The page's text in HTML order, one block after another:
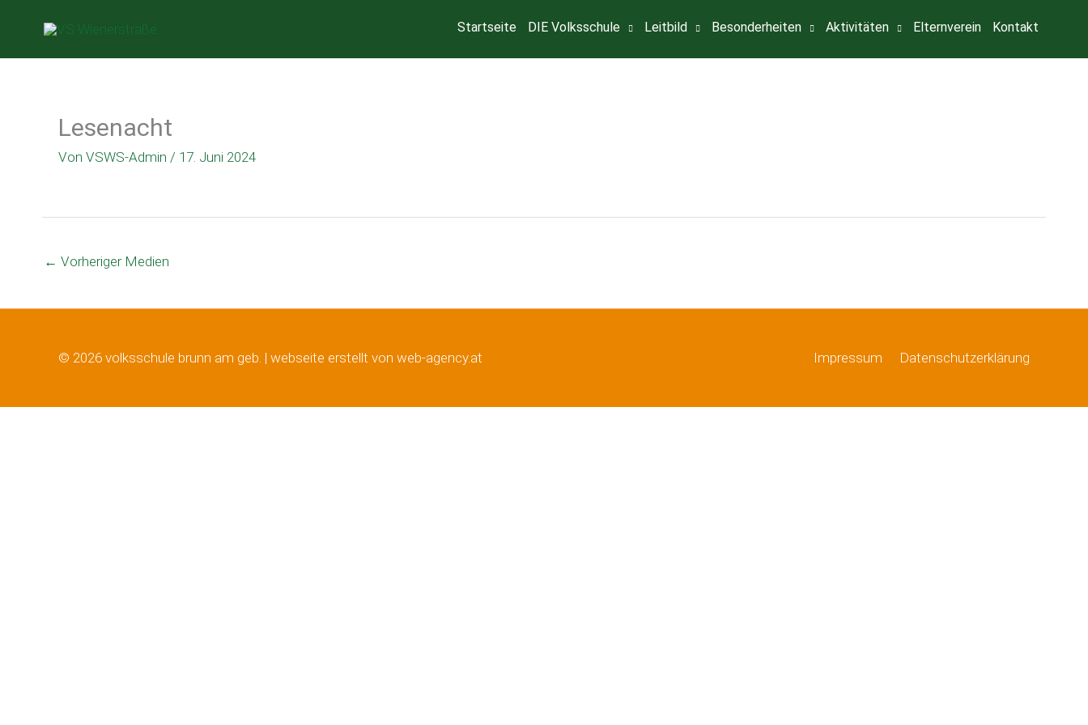
springen
Startseite DIE Volksschule Leitbild Besonderheiten Aktivitäten Elternverein Kontakt
Lesenacht
Von VSWS-Admin / 17. Juni 2024
← Vorheriger Medien
© 2026 volksschule brunn am geb. | webseite erstellt von web-agency.at Impressum Datenschutzerklärung